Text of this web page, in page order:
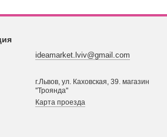
ideamarket.lviv@gmail.com
г.Львов, ул. Каховская, 39. магазин
''Троянда''
Карта проезда